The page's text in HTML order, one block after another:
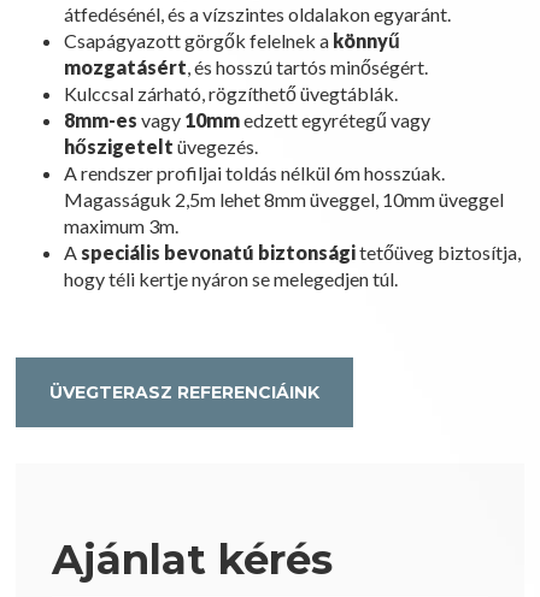
átfedésénél, és a vízszintes oldalakon egyaránt.
Csapágyazott görgők felelnek a könnyű
mozgatásért , és hosszú tartós minőségért.
Kulccsal zárható, rögzíthető üvegtáblák.
8mm-es vagy 10mmedzett egyrétegű vagy
hőszigetelt üvegezés.
A rendszer profiljai toldás nélkül 6m hosszúak.
Magasságuk 2,5m lehet 8mm üveggel, 10mm üveggel
maximum 3m.
A speciális bevonatú biztonságitetőüveg biztosítja,
hogy téli kertje nyáron se melegedjen túl.
ÜVEGTERASZ REFERENCIÁINK
Ajánlat kérés